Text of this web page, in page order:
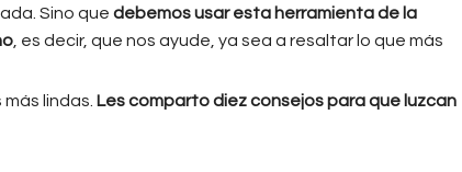
Sino que debemos usar esta herramienta de la
, es decir, que nos ayude, ya sea a resaltar lo que más
lindas. Les comparto diez consejos para que luzcan